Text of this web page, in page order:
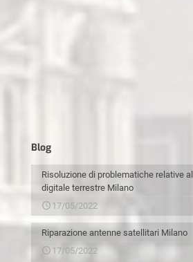
Blog
Risoluzione di problematiche relative al
digitale terrestre Milano
17/05/2022
Riparazione antenne satellitari Milano
17/05/2022